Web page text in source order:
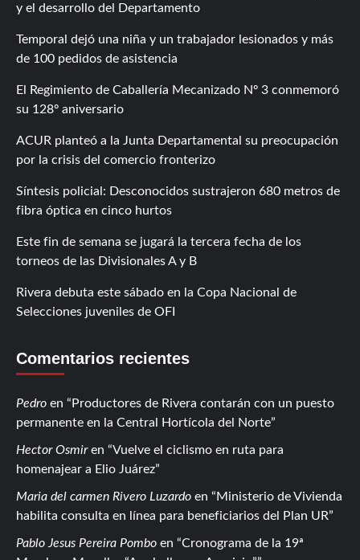
y el desarrollo del Departamento
Temporal dejó una niña y un trabajador lesionados y más
de 100 pedidos de asistencia
El Regimiento de Caballería Mecanizado Nº 3 conmemoró
su 128º aniversario
ACUR planteó a la Junta Departamental su preocupación
por la crisis del comercio fronterizo
Síntesis policial: Desconocidos sustrajeron 680 metros de
fibra óptica en cinco hurtos
Este fin de semana se jugará la tercera fecha de los
torneos de las Divisionales A y B
Rivera debuta este sábado en la Copa Nacional de
Selecciones juveniles de OFI
Comentarios recientes
Pedro en
Productores de Rivera contarán con un puesto
permanente en la Central Hortícola del Norte
Hector Osmiren
Vuelve el ciclismo en ruta para
homenajear a Elio Juárez
Maria del carmen Rivero Luzardo en
Ministerio de Vivienda
habilita consulta en línea para beneficiarios del Plan UR
Pablo Jesus Pereira Pombo en
Cronograma de la 19ª